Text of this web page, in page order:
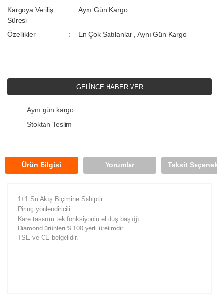
Kargoya Veriliş
Süresi
Aynı Gün Kargo
Özellikler En Çok Satılanlar ,Aynı Gün Kargo
GELİNCE HABER VER
Aynı gün kargo
Stoktan Teslim
Ürün Bilgisi Yorumlar Taksit
1+1 Su Akış Biçimine Sahiptir.
Pirinç yönlendiricili.
Kare tasarım tek fonksiyonlu el duş başlığı.
Diamond ürünleri %100 yerli üretimdir.
TSE ve CE belgelidir.